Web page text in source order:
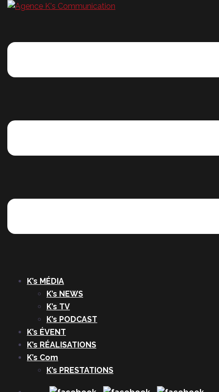
K’s MÉDIA
K’s NEWS
K’s TV
K’s PODCAST
K’s ÉVENT
K’s RÉALISATIONS
K’s Com
K’s PRESTATIONS